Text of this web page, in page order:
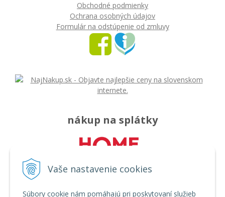
Vaše nastavenie cookies
Súbory cookie nám pomáhajú pri poskytovaní služieb
Obchodné podmienky
Ochrana osobných údajov
Formulár na odstúpenie od zmluvy
nákup na splátky